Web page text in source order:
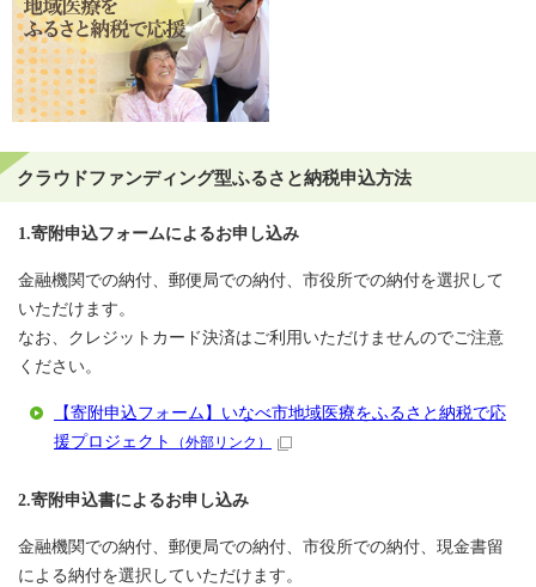
クラウドファンディング型ふるさと納税申込方法
1.寄附申込フォームによるお申し込み
金融機関での納付、郵便局での納付、市役所での納付を選択して
いただけます。
なお、クレジットカード決済はご利用いただけませんのでご注意
ください。
【寄附申込フォーム】いなべ市地域医療をふるさと納税で応
援プロジェクト
（外部リンク）
2.寄附申込書によるお申し込み
金融機関での納付、郵便局での納付、市役所での納付、現金書留
による納付を選択していただけます。